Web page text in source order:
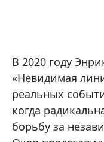
В 2020 году
«Невидимая
реальных
когда
борьбу за